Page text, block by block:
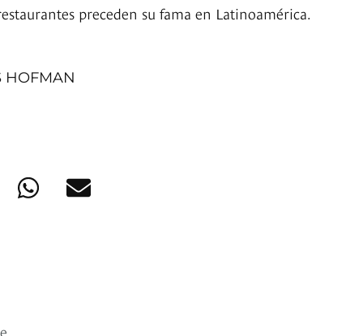
preceden su fama en Latinoamérica.
HOFMAN